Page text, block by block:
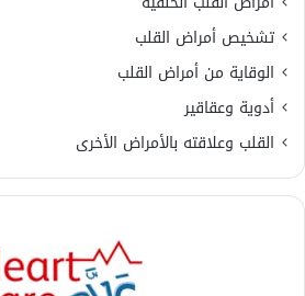
تشخيص أمراض القلب
الوقاية من أمراض القلب
أدوية وعقاقير
القلب وعلاقته بالأمراض الأخرى